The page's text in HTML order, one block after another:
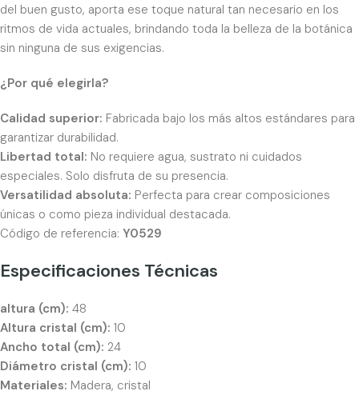
del buen gusto, aporta ese toque natural tan necesario en los
ritmos de vida actuales, brindando toda la belleza de la botánica
sin ninguna de sus exigencias.
¿Por qué elegirla?
Calidad superior: Fabricada bajo los más altos estándares para
garantizar durabilidad.
Libertad total: No requiere agua, sustrato ni cuidados
especiales. Solo disfruta de su presencia.
Versatilidad absoluta: Perfecta para crear composiciones
únicas o como pieza individual destacada.
Código de referencia: Y0529
Especificaciones Técnicas
altura (cm): 48
Altura cristal (cm): 10
Ancho total (cm): 24
Diámetro cristal (cm): 10
Materiales: Madera, cristal